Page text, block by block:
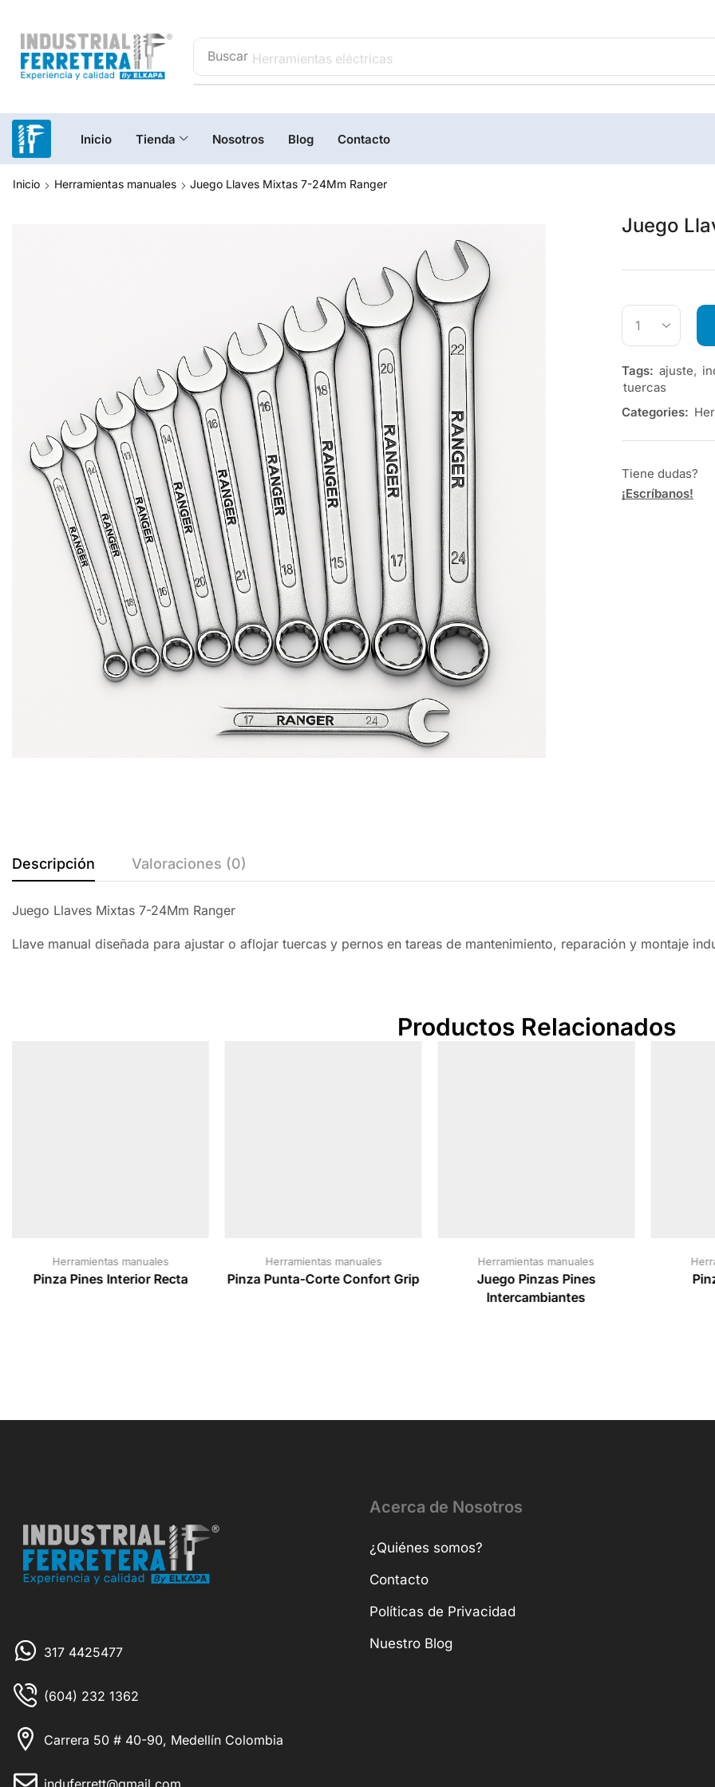
Buscar Herramientas eléctricas
Inicio Tienda Nosotros Blog Contacto
Inicio Herramientas manuales Juego Llaves Mixtas 7-24Mm Ranger
Juego
Tags: ajuste,
tuercas
Categories:
Tiene dudas?
¡Escríbanos!
Descripción Valoraciones (0)
Juego Llaves Mixtas 7-24Mm Ranger
Llave manual diseñada para ajustar o aflojar tuercas y pernos en tareas de mantenimiento, reparación y montaje
Productos Relacionados
Herramientas manuales
Pinza Pines Interior Recta
Herramientas manuales
Pinza Punta-Corte Confort Grip
Herramientas manuales
Juego Pinzas Pines
Intercambiantes
317 4425477
(604) 232 1362
Carrera 50 # 40-90, Medellín Colombia
induferrett@gmail.com
Acerca de Nosotros
¿Quiénes somos?
Contacto
Políticas de Privacidad
Nuestro Blog